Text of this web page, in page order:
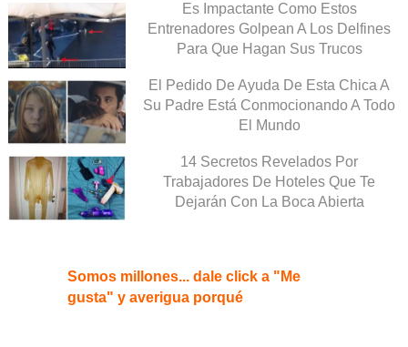
Es Impactante Como Estos
Entrenadores Golpean A Los Delfines
Para Que Hagan Sus Trucos
El Pedido De Ayuda De Esta Chica A
Su Padre Está Conmocionando A Todo
El Mundo
14 Secretos Revelados Por
Trabajadores De Hoteles Que Te
Dejarán Con La Boca Abierta
Somos millones... dale click a "Me
gusta" y averigua porqué